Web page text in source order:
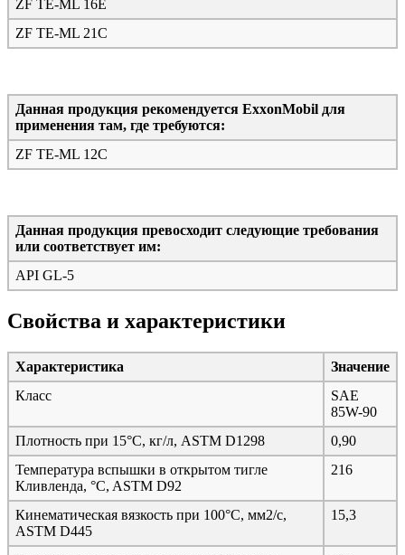
ZF TE-ML 16E
ZF TE-ML 21C
Данная продукция рекомендуется ExxonMobil для
применения там, где требуются:
ZF TE-ML 12C
Данная продукция превосходит следующие требования
или соответствует им:
API GL-5
Свойства и характеристики
Характеристика
Значение
Класс
SAE
85W-90
Плотность при 15°C, кг/л, ASTM D1298
0,90
Температура вспышки в открытом тигле
Кливленда, °C, ASTM D92
216
Кинематическая вязкость при 100°C, мм2/с,
ASTM D445
15,3